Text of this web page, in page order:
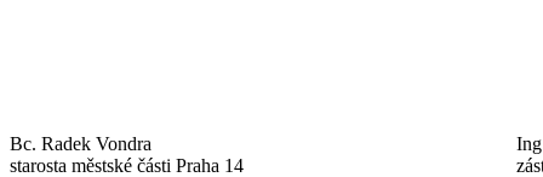
Bc. Radek Vondra
starosta městské části Praha 14